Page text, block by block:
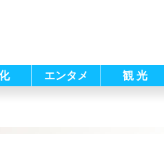
エンタメ 観 光